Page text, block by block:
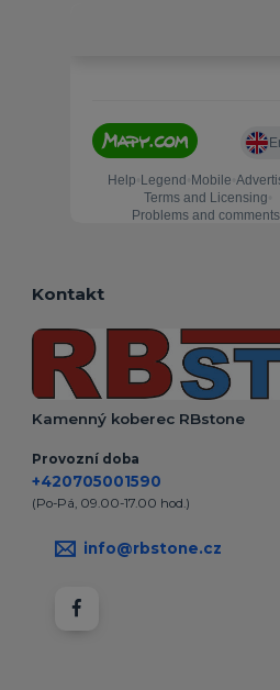
Kontakt
Kamenný koberec RBstone
Provozní doba
+420705001590
(Po-Pá, 09.00-17.00 hod.)
info@rbstone.cz